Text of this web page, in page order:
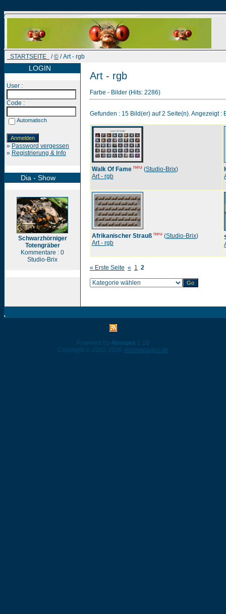
STARTSEITE /© / Art - rgb
LOGIN
User :
Code :
Automatisch
» Password vergessen
» Registrierung & Info
Dia - Show
Schwarzhörniger
Totengräber
Kommentare : 0
Studio-Brix
Art - rgb
Farbe - Bilder (Hits: 2286)
Gefunden : 15 Bild(er) auf 2 Seite(n). Angezeigt :
Walk Of Fame neu (Studio-Brix)
Art - rgb
Afrikanischer Strauß neu (Studio-Brix)
Art - rgb
« Erste Seite « 1 2
Powered by 4images 1.10
Copyright © 2002-2026 4homepages.de